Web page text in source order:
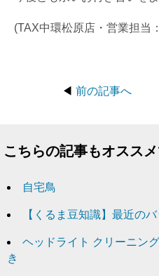
(TAX中環松原店・営業担当
◀ 前の記事へ
こちらの記事もオスス
自宅鳥
【くるま豆知識】最近の
ヘッドライト クリーニン
き